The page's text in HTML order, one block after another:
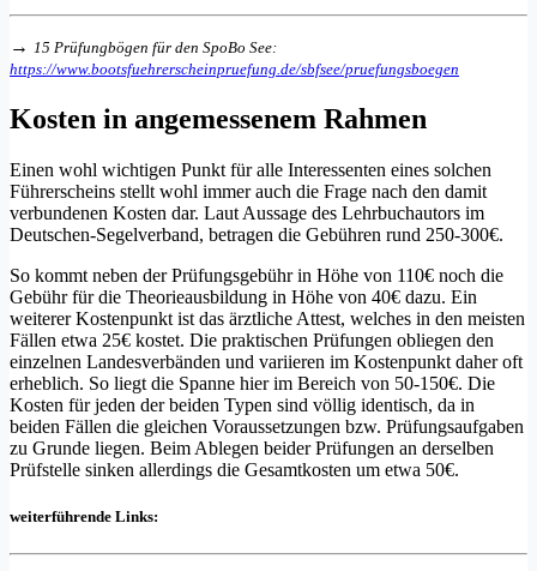
→ 15 Prüfungbögen für den SpoBo See:
https://www.bootsfuehrerscheinpruefung.de/sbfsee/pruefungsboegen
Kosten in angemessenem Rahmen
Einen wohl wichtigen Punkt für alle Interessenten eines solchen
Führerscheins stellt wohl immer auch die Frage nach den damit
verbundenen Kosten dar. Laut Aussage des Lehrbuchautors im
Deutschen-Segelverband, betragen die Gebühren rund 250-300€.
So kommt neben der Prüfungsgebühr in Höhe von 110€ noch die
Gebühr für die Theorieausbildung in Höhe von 40€ dazu. Ein
weiterer Kostenpunkt ist das ärztliche Attest, welches in den meisten
Fällen etwa 25€ kostet. Die praktischen Prüfungen obliegen den
einzelnen Landesverbänden und variieren im Kostenpunkt daher oft
erheblich. So liegt die Spanne hier im Bereich von 50-150€. Die
Kosten für jeden der beiden Typen sind völlig identisch, da in
beiden Fällen die gleichen Voraussetzungen bzw. Prüfungsaufgaben
zu Grunde liegen. Beim Ablegen beider Prüfungen an derselben
Prüfstelle sinken allerdings die Gesamtkosten um etwa 50€.
weiterführende Links: